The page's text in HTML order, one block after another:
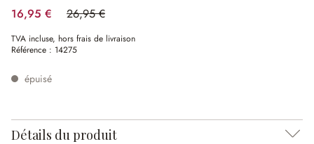
16,95 € 26,95 €
(37.11%spared)
TVA incluse, hors frais de livraison
Référence : 14275
épuisé
Détails du produit